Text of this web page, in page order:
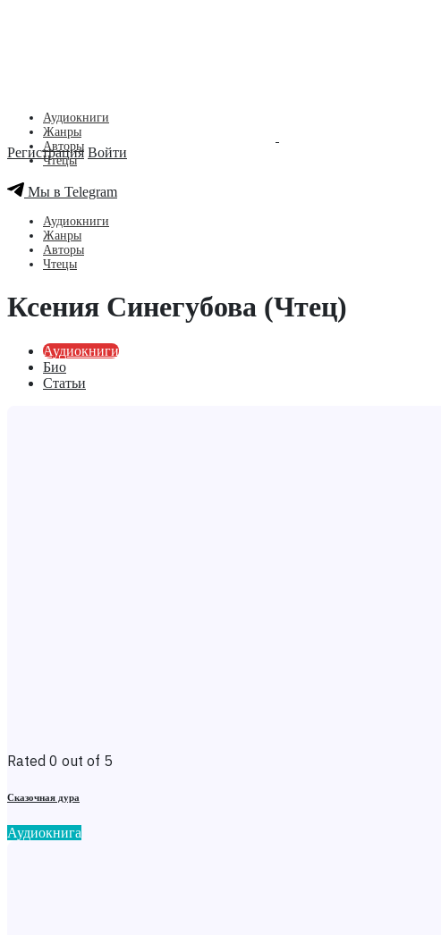
Регистрация Войти
Аудиокниги
Жанры
Авторы
Чтецы
Мы в Telegram
Аудиокниги
Жанры
Авторы
Чтецы
Ксения Синегубова (Чтец)
Аудиокниги
Био
Статьи
Rated 0 out of 5
Сказочная дура
Аудиокнига